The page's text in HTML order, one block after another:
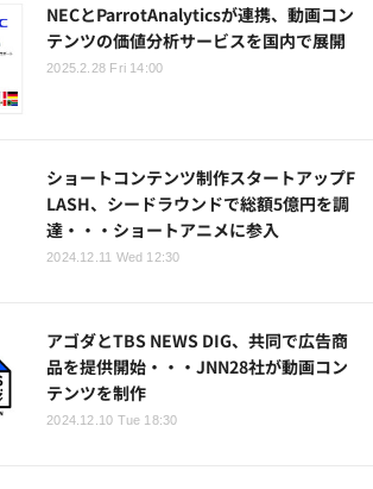
NECとParrotAnalyticsが連携、動画コン
テンツの価値分析サービスを国内で展開
2025.2.28 Fri 14:00
ショートコンテンツ制作スタートアップF
LASH、シードラウンドで総額5億円を調
達・・・ショートアニメに参入
2024.12.11 Wed 12:30
アゴダとTBS NEWS DIG、共同で広告商
品を提供開始・・・JNN28社が動画コン
テンツを制作
2024.12.10 Tue 18:30